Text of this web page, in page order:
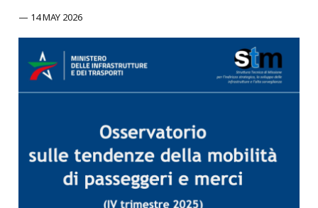
14 MAY 2026